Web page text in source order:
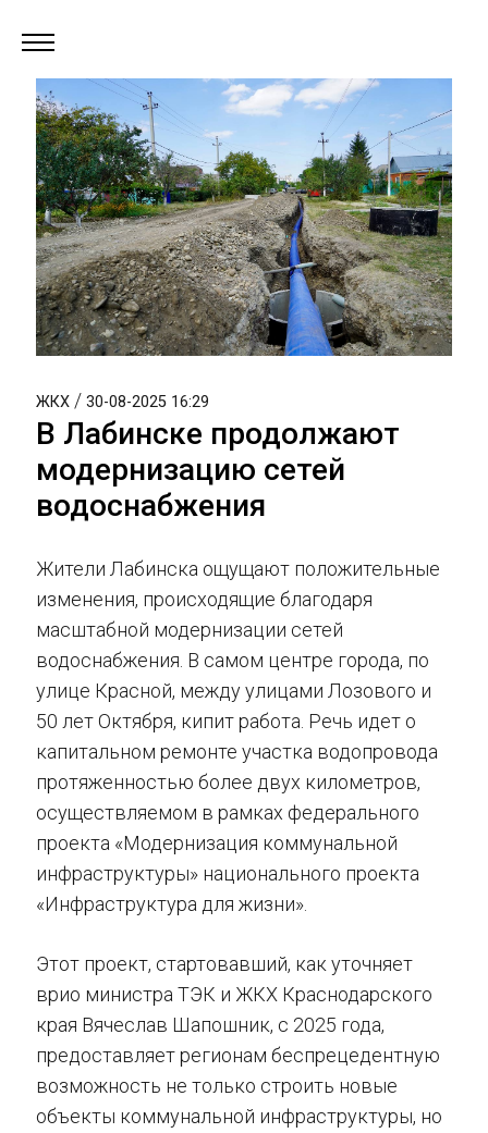
ЖКХ / 30-08-2025 16:29
В Лабинске продолжают
модернизацию сетей
водоснабжения
Жители Лабинска ощущают положительные
изменения, происходящие благодаря
масштабной модернизации сетей
водоснабжения. В самом центре города, по
улице Красной, между улицами Лозового и
50 лет Октября, кипит работа. Речь идет о
капитальном ремонте участка водопровода
протяженностью более двух километров,
осуществляемом в рамках федерального
проекта «Модернизация коммунальной
инфраструктуры» национального проекта
«Инфраструктура для жизни».
Этот проект, стартовавший, как уточняет
врио министра ТЭК и ЖКХ Краснодарского
края Вячеслав Шапошник, с 2025 года,
предоставляет регионам беспрецедентную
возможность не только строить новые
объекты коммунальной инфраструктуры, но